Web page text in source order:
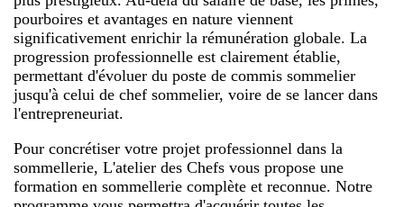
pourboires et avantages en nature viennent
significativement enrichir la rémunération globale. La
progression professionnelle est clairement établie,
permettant d'évoluer du poste de commis sommelier
jusqu'à celui de chef sommelier, voire de se lancer dans
l'entrepreneuriat.
Pour concrétiser votre projet professionnel dans la
sommellerie, L'atelier des Chefs vous propose une
formation en sommellerie complète et reconnue. Notre